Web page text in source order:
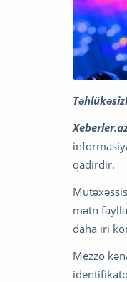
qadirdir.
mətn
daha iri
Mezzo